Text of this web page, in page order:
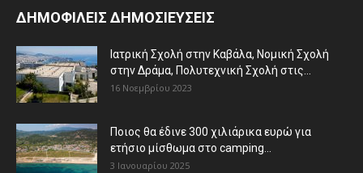
ΔΗΜΟΦΙΛΕΙΣ ΔΗΜΟΣΙΕΥΣΕΙΣ
Ιατρική Σχολή στην Καβάλα, Νομική Σχολή
στην Δράμα, Πολυτεχνική Σχολή στις...
16 Νοεμβρίου 2023
Ποιος θα έδινε 300 χιλιάρικα ευρώ για
ετήσιο μίσθωμα στο camping...
3 Ιανουαρίου 2025